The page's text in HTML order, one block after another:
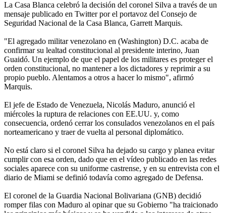
La Casa Blanca celebró la decisión del coronel Silva a través de un
mensaje publicado en Twitter por el portavoz del Consejo de
Seguridad Nacional de la Casa Blanca, Garrett Marquis.
"El agregado militar venezolano en (Washington) D.C. acaba de
confirmar su lealtad constitucional al presidente interino, Juan
Guaidó. Un ejemplo de que el papel de los militares es proteger el
orden constitucional, no mantener a los dictadores y reprimir a su
propio pueblo. Alentamos a otros a hacer lo mismo", afirmó
Marquis.
El jefe de Estado de Venezuela, Nicolás Maduro, anunció el
miércoles la ruptura de relaciones con EE.UU. y, como
consecuencia, ordenó cerrar los consulados venezolanos en el país
norteamericano y traer de vuelta al personal diplomático.
No está claro si el coronel Silva ha dejado su cargo y planea evitar
cumplir con esa orden, dado que en el vídeo publicado en las redes
sociales aparece con su uniforme castrense, y en su entrevista con el
diario de Miami se definió todavía como agregado de Defensa.
El coronel de la Guardia Nacional Bolivariana (GNB) decidió
romper filas con Maduro al opinar que su Gobierno "ha traicionado